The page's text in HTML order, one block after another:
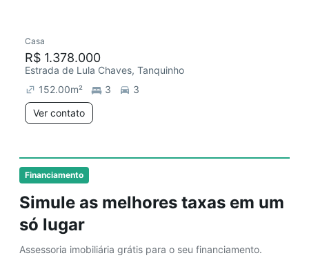
Financiamento
Simule as melhores taxas em um
só lugar
Assessoria imobiliária grátis para o seu financiamento.
Casa
R$ 1.378.000
Estrada de Lula Chaves, Tanquinho
152.00m² 3
3
Ver contato